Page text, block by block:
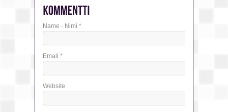
Name - Nimi *
Email *
Website